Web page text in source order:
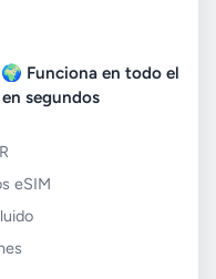
🌍 Funciona en todo el
segundos
eSIM